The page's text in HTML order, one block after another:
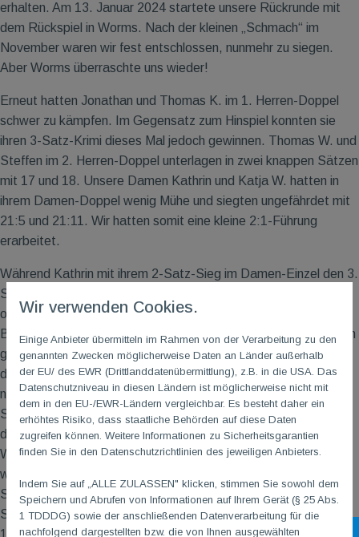
erhalten. Am 13. Januar 2024 startete unsere Rückrunde mit
dem Rückspiel in Worms. Nach der kleinen „Schmach“ im
November waren wir fest entschlossen, nunmehr zu siegen.
Aber Worms überraschte uns wieder!
Erneut hatten Jonathan und Thomas K. im 1. Herren-Doppel
schwer zu kämpfen. Im Gegensatz zum Hinspiel konnten sie
ihren 3-Satz-Krimi dieses Mal jedoch gewinnen. Thomas W. und
Steffen im 2. Herren-Doppel unterlagen in zwei knappen Sätzen
mit 17 und 18. Unsere Damen Kathrin und Katja W. hatten in
ihrem Damen-Doppel wenig Mühe und siegten ungefährdet mit
21:5 und 21:11. Wir hatten somit eine kleine 2:1-Führung
erarbeitet.
Während Kathrin mit ihrem 2-Satz-Sieg im Damen-Einzel den 3.
Spielpunkt für uns klar machte, lief es bei unseren Herren nicht
optimal. Thomas K. kämpfte sich mit Schmerzen im rechten
Bein durch sein 2. Herren-Einzel und musste sich in zwei Sätzen
geschlagen geben. Jonathan im 1. Herren-Einzel haderte mit
den Gegebenheiten. Nach Verlust im 1. Satz holte er sich
nervenstark den 2. Satz in der Verlängerung mit 23:21. Den
Schwung konnte er leider nicht in den 3. Satz übertragen, so
dass sein Gegner die 7 entscheidenden Punkte mehr machte.
Worms war auf 3:3 herangekommen. Thomas W. machte es
wie immer spannend und scheint eine Leidenschaft für 3-Satz-
Spiele entwickelt zu haben. Nach deutlichem Gewinn des 1.
Satz, verlor er im 2. Satz ein wenig den Faden und unterlag mit
Wir verwenden Cookies.
Einige Anbieter übermitteln im Rahmen von der Verarbeitung zu den
genannten Zwecken möglicherweise Daten an Länder außerhalb
der EU/ des EWR (Drittlanddatenübermittlung), z.B. in die USA. Das
Datenschutzniveau in diesen Ländern ist möglicherweise nicht mit
dem in den EU-/EWR-Ländern vergleichbar. Es besteht daher ein
erhöhtes Risiko, dass staatliche Behörden auf diese Daten
zugreifen können. Weitere Informationen zu Sicherheitsgarantien
finden Sie in den Datenschutzrichtlinien des jeweiligen Anbieters.
Indem Sie auf „ALLE ZULASSEN" klicken, stimmen Sie sowohl dem
Speichern und Abrufen von Informationen auf Ihrem Gerät (§ 25 Abs.
1 TDDDG) sowie der anschließenden Datenverarbeitung für die
nachfolgend dargestellten bzw. die von Ihnen ausgewählten